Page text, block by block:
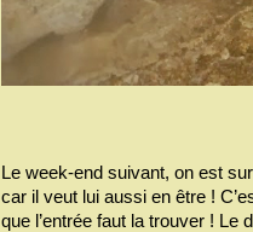
Le week-end suivant, on est
car il veut lui aussi en être !
que l’entrée faut la trouver ! Le